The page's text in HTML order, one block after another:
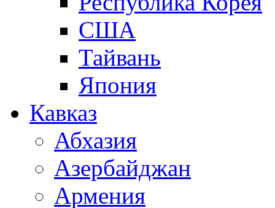
США
Тайвань
Япония
Кавказ
Абхазия
Азербайджан
Армения